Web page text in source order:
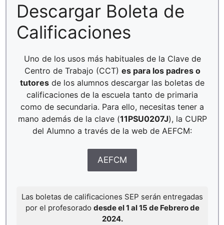
Descargar Boleta de
Calificaciones
Uno de los usos más habituales de la Clave de
Centro de Trabajo (CCT) es para los padres o
tutores de los alumnos descargar las boletas de
calificaciones de la escuela tanto de primaria
como de secundaria. Para ello, necesitas tener a
mano además de la clave (11PSU0207J), la CURP
del Alumno a través de la web de AEFCM:
AEFCM
Las boletas de calificaciones SEP serán entregadas
por el profesorado desde el 1 al 15 de Febrero de
2024.